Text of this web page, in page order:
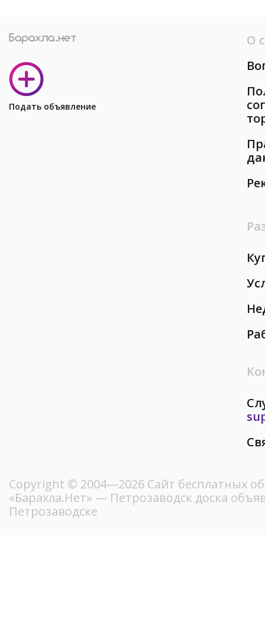
Подать объявление
О
Copyright © 2004—2026 Сайт бесплатных
«Барахла.Нет» — Петрозаводск доска
Петрозаводске